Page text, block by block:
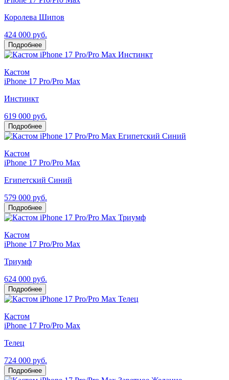
Королева Шипов
424 000 руб.
Подробнее
Кастом
iPhone 17 Pro/Pro Max
Инстинкт
619 000 руб.
Подробнее
Кастом
iPhone 17 Pro/Pro Max
Египетский Синий
579 000 руб.
Подробнее
Кастом
iPhone 17 Pro/Pro Max
Триумф
624 000 руб.
Подробнее
Кастом
iPhone 17 Pro/Pro Max
Телец
724 000 руб.
Подробнее